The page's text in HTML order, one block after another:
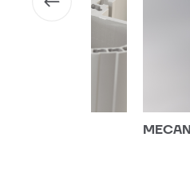
MECANIZADO